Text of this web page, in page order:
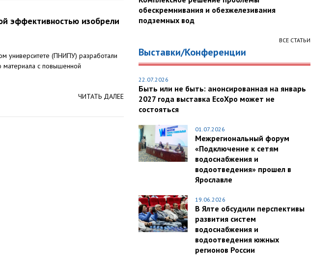
эффективностью изобрели
университете (ПНИПУ) разработали
материала с повышенной
ЧИТАТЬ ДАЛЕЕ
обескремнивания и обезжелезивания
подземных вод
ВСЕ СТАТЬИ
Выставки/Конференции
22.07.2026
Быть или не быть: анонсированная на январь
2027 года выставка EcoXpo может не
состояться
01.07.2026
Межрегиональный форум
«Подключение к сетям
водоснабжения и
водоотведения» прошел в
Ярославле
19.06.2026
В Ялте обсудили перспективы
развития систем
водоснабжения и
водоотведения южных
регионов России